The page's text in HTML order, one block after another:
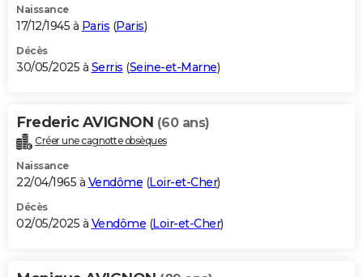
Naissance
17/12/1945 à Paris (Paris)
Décès
30/05/2025 à Serris (Seine-et-Marne)
Frederic AVIGNON (60 ans)
Créer une cagnotte obsèques
Naissance
22/04/1965 à Vendôme (Loir-et-Cher)
Décès
02/05/2025 à Vendôme (Loir-et-Cher)